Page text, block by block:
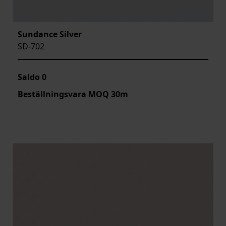
Sundance Silver
SD-702
Saldo 0
Beställningsvara MOQ 30m